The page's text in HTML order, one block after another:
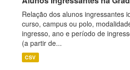
Relação dos alunos ingressantes
curso, campus ou polo,
ingresso, ano e período de
(a partir de...
CSV